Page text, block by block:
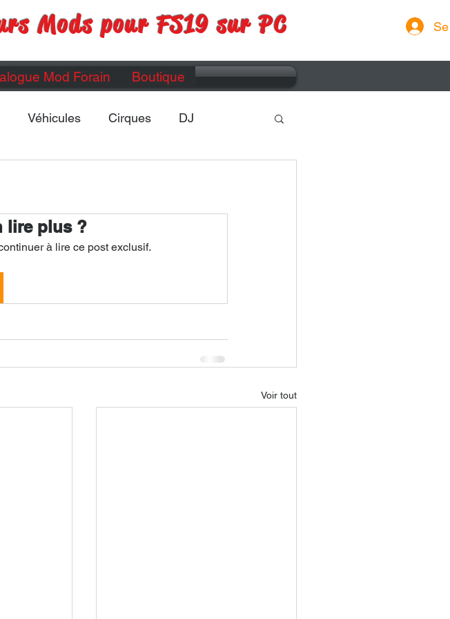
Mods pour FS19 sur PC
Mod Forain Boutique
Véhicules Cirques DJ
lire plus ?
à lire ce post exclusif.
Voir tout